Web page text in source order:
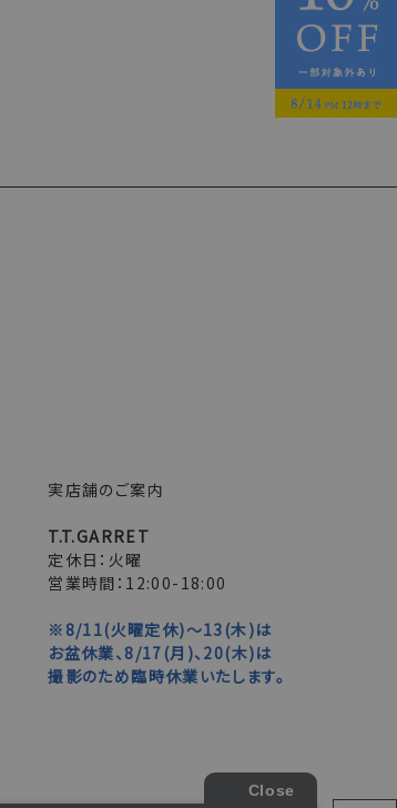
実店舗のご案内
T.T.GARRET
定休日：火曜
営業時間：12:00-18:00
※8/11(火曜定休)～13(木)は
お盆休業、8/17(月)、20(木)は
撮影のため臨時休業いたします。